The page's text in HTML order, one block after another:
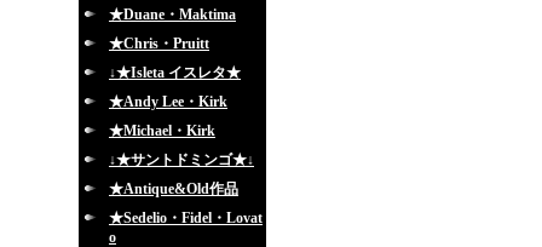
★Duane・Maktima
★Chris・Pruitt
↓★Isleta イスレタ★
★Andy Lee・Kirk
★Michael・Kirk
↓★サントドミンゴ★↓
★Antique&Old作品
★Sedelio・Fidel・Lovat
o